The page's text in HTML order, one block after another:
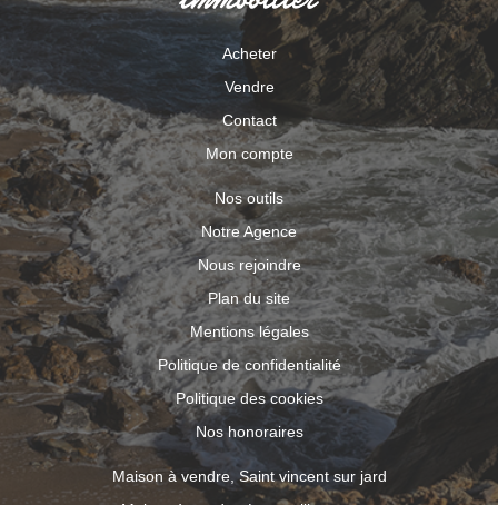
Acheter
Vendre
Contact
Mon compte
Nos outils
Notre Agence
Nous rejoindre
Plan du site
Mentions légales
Politique de confidentialité
Politique des cookies
Nos honoraires
Maison à vendre, Saint vincent sur jard